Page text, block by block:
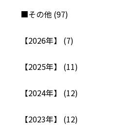
■その他 (97)
【2026年】 (7)
【2025年】 (11)
【2024年】 (12)
【2023年】 (12)